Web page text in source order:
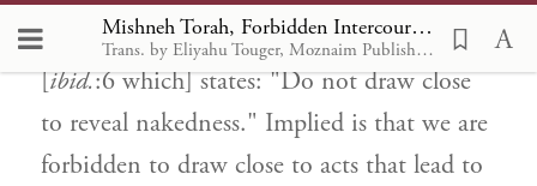
Mishneh Torah, Forbidden Intercourse 21
Trans. by Eliyahu Touger, Moznaim Publishing
any of these abominable practices," and
[ibid.:6 which] states: "Do not draw close
to reveal nakedness." Implied is that we are
forbidden to draw close to acts that lead to